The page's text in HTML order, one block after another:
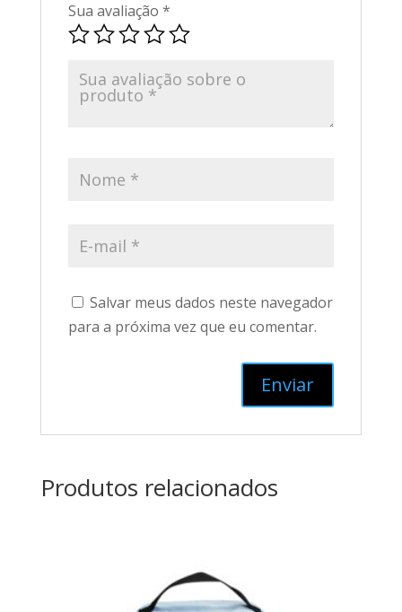
Sua avaliação *
Salvar meus dados neste navegador
para a próxima vez que eu comentar.
Produtos relacionados